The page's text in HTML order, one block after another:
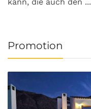
Promotion